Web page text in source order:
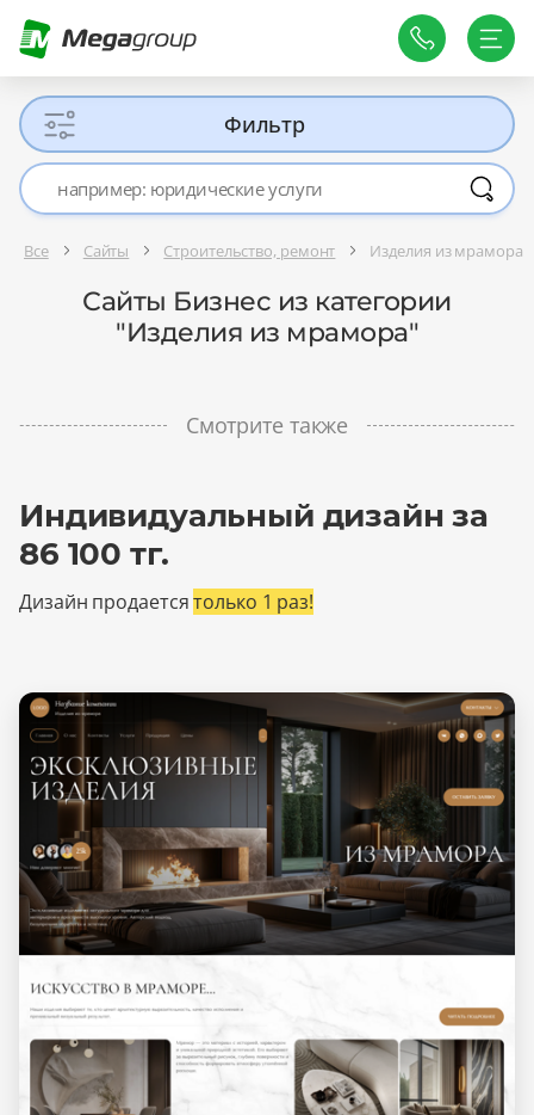
Фильтр
Все Сайты Строительство, ремонт Изделия из мрамора
Сайты Бизнес из категории
"Изделия из мрамора"
Смотрите также
Индивидуальный дизайн за
86 100 тг.
Дизайн продаетсятолько 1 раз!